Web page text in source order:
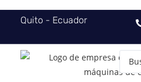
Quito - Ecuador